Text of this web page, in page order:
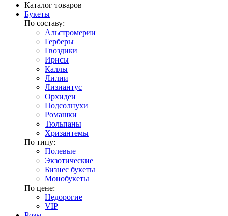
Каталог товаров
Букеты
По составу:
Альстромерии
Герберы
Гвоздики
Ирисы
Каллы
Лилии
Лизиантус
Орхидеи
Подсолнухи
Ромашки
Тюльпаны
Хризантемы
По типу:
Полевые
Экзотические
Бизнес букеты
Монобукеты
По цене:
Недорогие
VIP